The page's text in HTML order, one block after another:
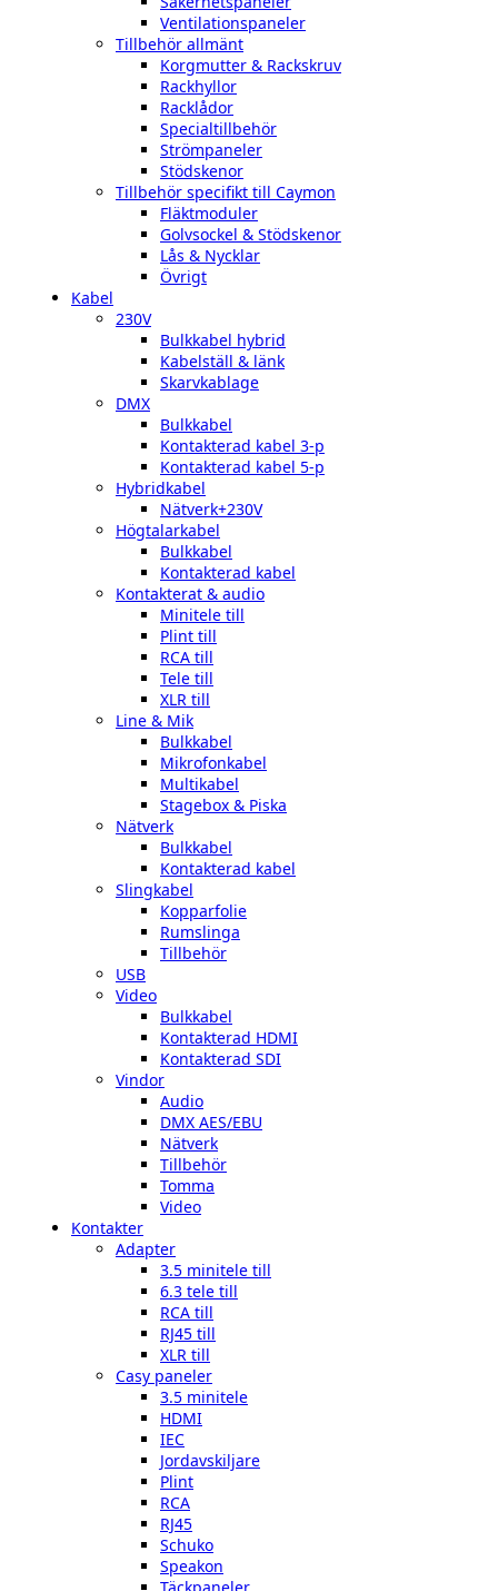
Ventilationspaneler
Tillbehör allmänt
Korgmutter & Rackskruv
Rackhyllor
Racklådor
Specialtillbehör
Strömpaneler
Stödskenor
Tillbehör specifikt till Caymon
Fläktmoduler
Golvsockel & Stödskenor
Lås & Nycklar
Övrigt
Kabel
230V
Bulkkabel hybrid
Kabelställ & länk
Skarvkablage
DMX
Bulkkabel
Kontakterad kabel 3-p
Kontakterad kabel 5-p
Hybridkabel
Nätverk+230V
Högtalarkabel
Bulkkabel
Kontakterad kabel
Kontakterat & audio
Minitele till
Plint till
RCA till
Tele till
XLR till
Line & Mik
Bulkkabel
Mikrofonkabel
Multikabel
Stagebox & Piska
Nätverk
Bulkkabel
Kontakterad kabel
Slingkabel
Kopparfolie
Rumslinga
Tillbehör
USB
Video
Bulkkabel
Kontakterad HDMI
Kontakterad SDI
Vindor
Audio
DMX AES/EBU
Nätverk
Tillbehör
Tomma
Video
Kontakter
Adapter
3.5 minitele till
6.3 tele till
RCA till
RJ45 till
XLR till
Casy paneler
3.5 minitele
HDMI
IEC
Jordavskiljare
Plint
RCA
RJ45
Schuko
Speakon